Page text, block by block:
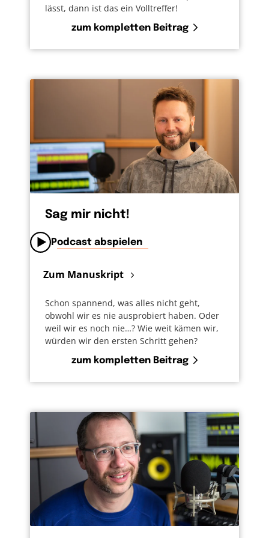
lässt, dann ist das ein Volltreffer!
zum kompletten Beitrag
Sag mir nicht!
Podcast abspielen
Zum Manuskript
Schon spannend, was alles nicht geht,
obwohl wir es nie ausprobiert haben. Oder
weil wir es noch nie…? Wie weit kämen wir,
würden wir den ersten Schritt gehen?
zum kompletten Beitrag